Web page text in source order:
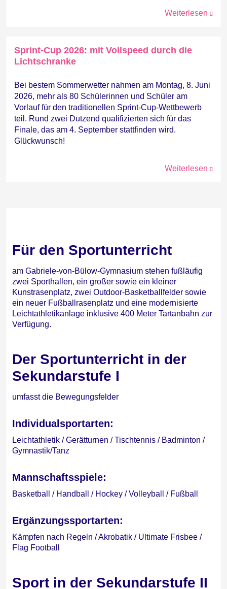
Weiterlesen
Sprint-Cup 2026: mit Vollspeed durch die
Lichtschranke
Bei bestem Sommerwetter nahmen am Montag, 8. Juni
2026, mehr als 80 Schülerinnen und Schüler am
Vorlauf für den traditionellen Sprint-Cup-Wettbewerb
teil. Rund zwei Dutzend qualifizierten sich für das
Finale, das am 4. September stattfinden wird.
Glückwunsch!
Weiterlesen
Für den Sportunterricht
am Gabriele-von-Bülow-Gymnasium stehen fußläufig
zwei Sporthallen, ein großer sowie ein kleiner
Kunstrasenplatz, zwei Outdoor-Basketballfelder sowie
ein neuer Fußballrasenplatz und eine modernisierte
Leichtathletikanlage inklusive 400 Meter Tartanbahn zur
Verfügung.
Der Sportunterricht in der
Sekundarstufe I
umfasst die Bewegungsfelder
Individualsportarten:
Leichtathletik / Gerätturnen / Tischtennis / Badminton /
Gymnastik/Tanz
Mannschaftsspiele:
Basketball / Handball / Hockey / Volleyball / Fußball
Ergänzungssportarten:
Kämpfen nach Regeln / Akrobatik / Ultimate Frisbee /
Flag Football
Sport in der Sekundarstufe II